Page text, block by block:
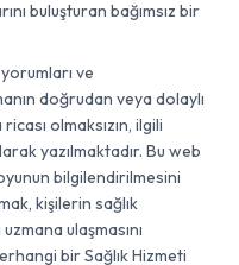
buluşturan bağımsız bir
ve
doğrudan veya dolaylı
olmaksızın, ilgili
yazılmaktadır. Bu web
bilgilendirilmesini
kişilerin sağlık
ulaşmasını
bir Sağlık Hizmeti